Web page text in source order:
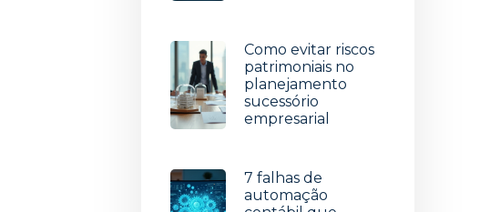
Como evitar riscos
patrimoniais no
planejamento
sucessório
empresarial
7 falhas de
automação